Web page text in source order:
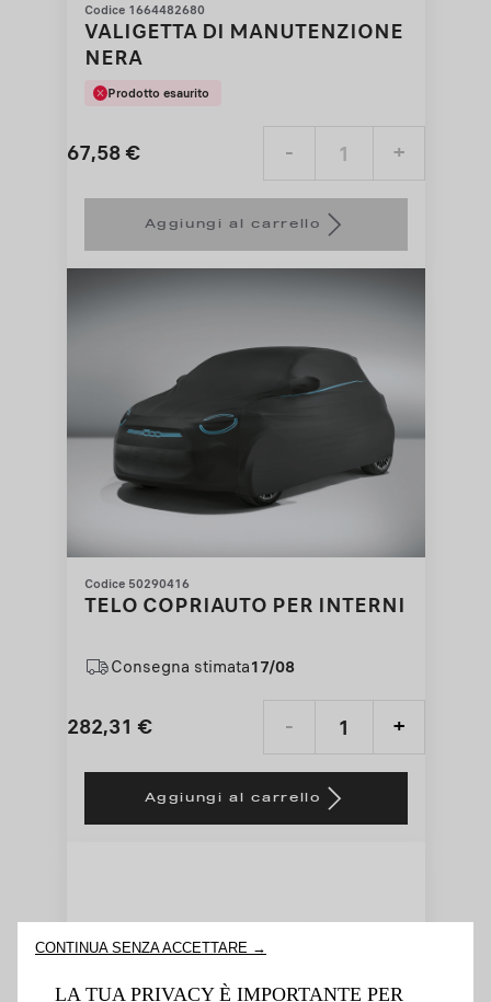
Codice 1664482680
VALIGETTA DI MANUTENZIONE
NERA
Prodotto esaurito
67,58 €
Price
67,58
€
- +
Quantity
to:
1
Aggiungi al carrello
Codice 50290416
TELO COPRIAUTO PER INTERNI
Consegna stimata17/08
282,31 €
Price
282,31
- +
Quantity
to:
Aggiungi al carrello
CONTINUA SENZA ACCETTARE →
LA TUA PRIVACY È IMPORTANTE PER